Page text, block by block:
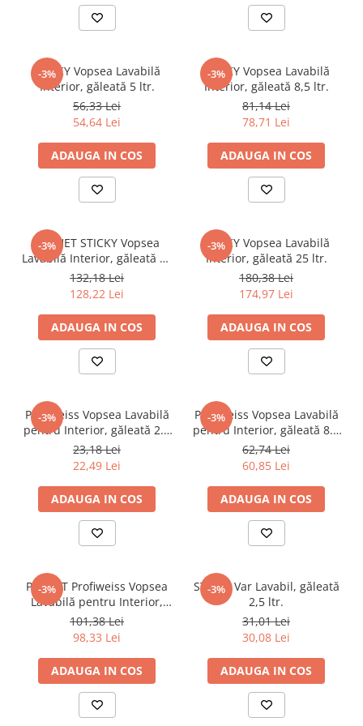
Bandă de semnalizare
polizare
Alte consumabile pentru tăiere
Consumabile sudură
Electrozi
Sârmă de sudură
Vopsea, grund, email, lac și
Adezivi și chituri
Diluant
Vopsea lemn, metal și suprafețe
speciale
Vopsea, email, tencuiala
Casă și grădină
Accesorii grădină
Accesorii pentru uși, porți și
Diverse (casă și grădină)
Depozitare
Unelte de mână
-3%
STICKY Vopsea Lavabilă
Interior, găleată 5 ltr.
56,33 Lei
54,64 Lei
ADAUGA IN COS
-3%
STICKY Vopsea Lavabilă
Interior, găleată 8,5 ltr.
81,14 Lei
78,71 Lei
ADAUGA IN COS
-3%
PACHET STICKY Vopsea
Lavabilă Interior, găleată 15
ltr.
132,18 Lei
128,22 Lei
ADAUGA IN COS
-3%
STICKY Vopsea Lavabilă
Interior, găleată 25 ltr.
180,38 Lei
174,97 Lei
ADAUGA IN COS
-3%
Profiweiss Vopsea Lavabilă
pentru Interior, găleată 2.5
ltr.
23,18 Lei
22,49 Lei
ADAUGA IN COS
-3%
Profiweiss Vopsea Lavabilă
pentru Interior, găleată 8.5
ltr.
62,74 Lei
60,85 Lei
ADAUGA IN COS
-3%
PACHET Profiweiss Vopsea
Lavabilă pentru Interior,
găleată 15 ltr.
101,38 Lei
98,33 Lei
ADAUGA IN COS
-3%
STICKY Var Lavabil, găleată
2,5 ltr.
31,01 Lei
30,08 Lei
ADAUGA IN COS